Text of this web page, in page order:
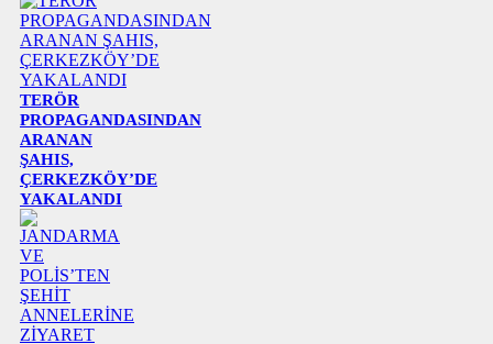
TERÖR
PROPAGANDASINDAN
ARANAN
ŞAHIS,
ÇERKEZKÖY’DE
YAKALANDI